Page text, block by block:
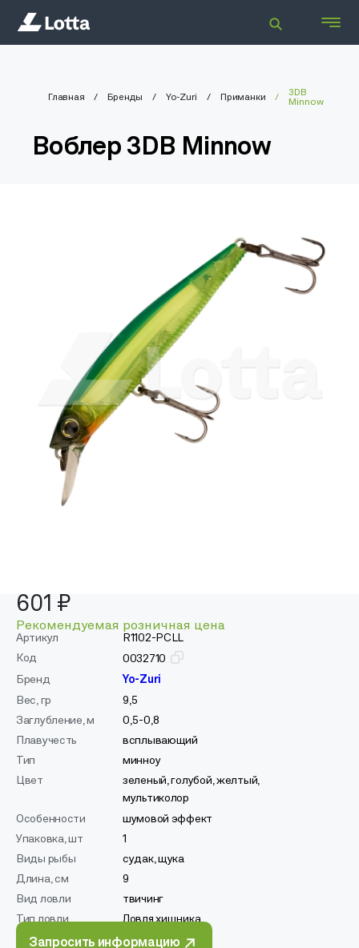
Главная Бренды Yo-Zuri Приманки
3DB
Minnow
Воблер 3DB Minnow
601 ₽
Рекомендуемая розничная цена
Артикул
R1102-PCLL
Код
0032710
Бренд
Yo-Zuri
Вес, гр
9,5
Заглубление, м
0,5-0,8
Плавучесть
всплывающий
Тип
минноу
Цвет
зеленый, голубой, желтый,
мультиколор
Особенности
шумовой эффект
Упаковка, шт
1
Виды рыбы
судак, щука
Длина, см
9
Вид ловли
твичинг
Тип ловли
Ловля хищника
Запросить информацию